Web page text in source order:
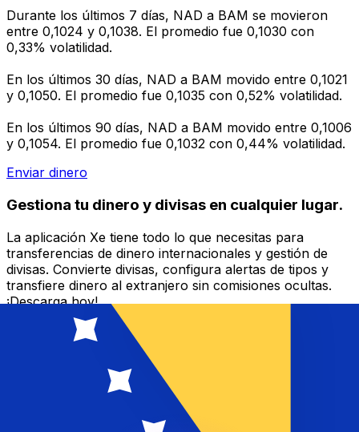
Durante los últimos 7 días, NAD a BAM se movieron
entre 0,1024 y 0,1038. El promedio fue 0,1030 con
0,33% volatilidad.
En los últimos 30 días, NAD a BAM movido entre 0,1021
y 0,1050. El promedio fue 0,1035 con 0,52% volatilidad.
En los últimos 90 días, NAD a BAM movido entre 0,1006
y 0,1054. El promedio fue 0,1032 con 0,44% volatilidad.
Enviar dinero
Gestiona tu dinero y divisas en cualquier lugar.
La aplicación Xe tiene todo lo que necesitas para
transferencias de dinero internacionales y gestión de
divisas. Convierte divisas, configura alertas de tipos y
transfiere dinero al extranjero sin comisiones ocultas.
¡Descarga hoy!